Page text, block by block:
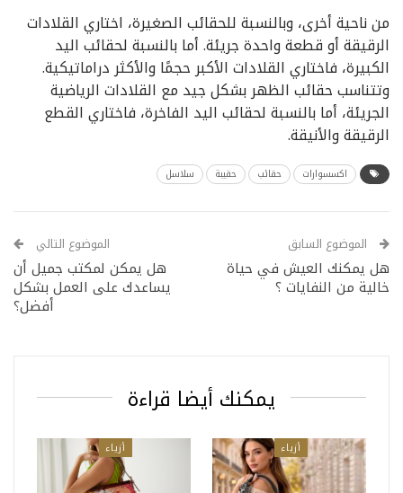
من ناحية أخرى، وبالنسبة للحقائب الصغيرة، اختاري القلادات
الرقيقة أو قطعة واحدة جريئة. أما بالنسبة لحقائب اليد
الكبيرة، فاختاري القلادات الأكبر حجمًا والأكثر دراماتيكية.
وتتناسب حقائب الظهر بشكل جيد مع القلادات الرياضية
الجريئة، أما بالنسبة لحقائب اليد الفاخرة، فاختاري القطع
الرقيقة والأنيقة.
اكسسوارات حقائب حقيبة سلاسل
الموضوع السابق
هل يمكنك العيش في حياة
خالية من النفايات ؟
الموضوع التالي
هل يمكن لمكتب جميل أن
يساعدك على العمل بشكل
أفضل؟
يمكنك أيضا قراءة
أزياء أزياء